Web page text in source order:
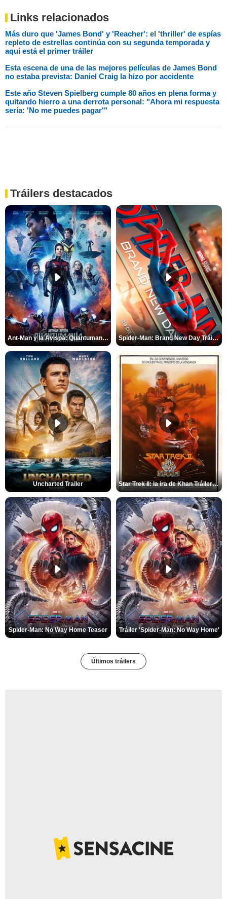
Links relacionados
Más duro que 'James Bond' y 'Reacher': el 'thriller' de espías
repleto de estrellas continúa con su segunda temporada y
aquí está el primer tráiler
Esta escena de una de las mejores películas de James Bond
no estaba prevista: Daniel Craig la hizo por accidente
Este año Steven Spielberg cumple 80 años en plena forma y
quitando hierro a una derrota personal: "Ahora mi respuesta
sería: 'No me puedes pagar'"
Tráilers destacados
Ant-Man y la Avispa: Quantumanía Tráiler (2) Spider-Man: Brand New Day Tráiler (3)
Uncharted Trailer Star Trek II: la ira de Khan Tráiler VO
Spider-Man: No Way Home Teaser Tráiler 'Spider-Man: No Way Home'
Últimos tráilers